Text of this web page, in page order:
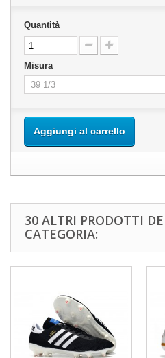
Quantità
Misura
Aggiungi al carrello
30 ALTRI PRODOTTI
CATEGORIA: